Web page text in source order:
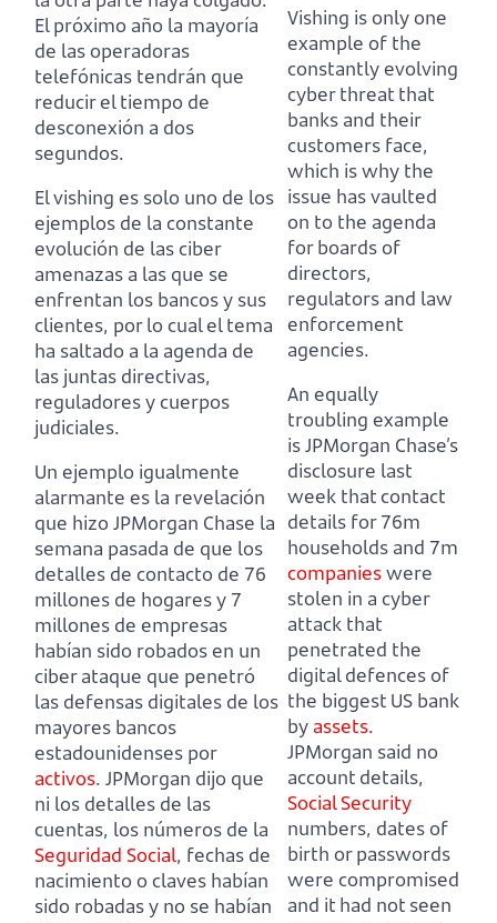
El próximo año la mayoría
de las operadoras
telefónicas tendrán que
reducir el tiempo de
desconexión a dos
segundos.
El vishing es solo uno de los
ejemplos de la constante
evolución de las ciber
amenazas a las que se
enfrentan los bancos y sus
clientes, por lo cual el tema
ha saltado a la agenda de
las juntas directivas,
reguladores y cuerpos
judiciales.
Un ejemplo igualmente
alarmante es la revelación
que hizo JPMorgan Chase la
semana pasada de que los
detalles de contacto de 76
millones de hogares y 7
millones de empresas
habían sido robados en un
ciber ataque que penetró
las defensas digitales de los
mayores bancos
estadounidenses por
activos. JPMorgan dijo que
ni los detalles de las
cuentas, los números de la
Seguridad Social, fechas de
nacimiento o claves habían
sido robadas y no se habían
Vishing is only one
example of the
constantly evolving
cyber threat that
banks and their
customers face,
which is why the
issue has vaulted
on to the agenda
for boards of
directors,
regulators and law
enforcement
agencies.
An equally
troubling example
is JPMorgan Chase’s
disclosure last
week that contact
details for 76m
households and 7m
companieswere
stolen in a cyber
attack that
penetrated the
digital defences of
the biggest US bank
by assets.
JPMorgan said no
account details,
Social Security
numbers, dates of
birth or passwords
were compromised
and it had not seen